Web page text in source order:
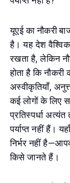
यूएई का नौकरी
है। यह देश
रखता है, लेकिन
होता है कि
अस्वीकृतियाँ,
कई लोगों के लिए
प्रतिस्पर्धा
पर्याप्त नहीं हैं।
निर्भर नहीं
किसे जानते हैं।